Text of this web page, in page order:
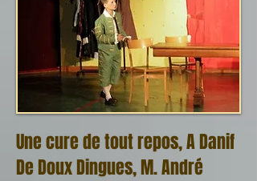
Une cure de tout repos, A Danif
De Doux Dingues, M. André